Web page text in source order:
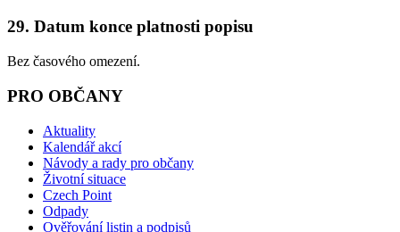
29. Datum konce platnosti popisu
Bez časového omezení.
PRO OBČANY
Aktuality
Kalendář akcí
Návody a rady pro občany
Životní situace
Czech Point
Odpady
Ověřování listin a podpisů